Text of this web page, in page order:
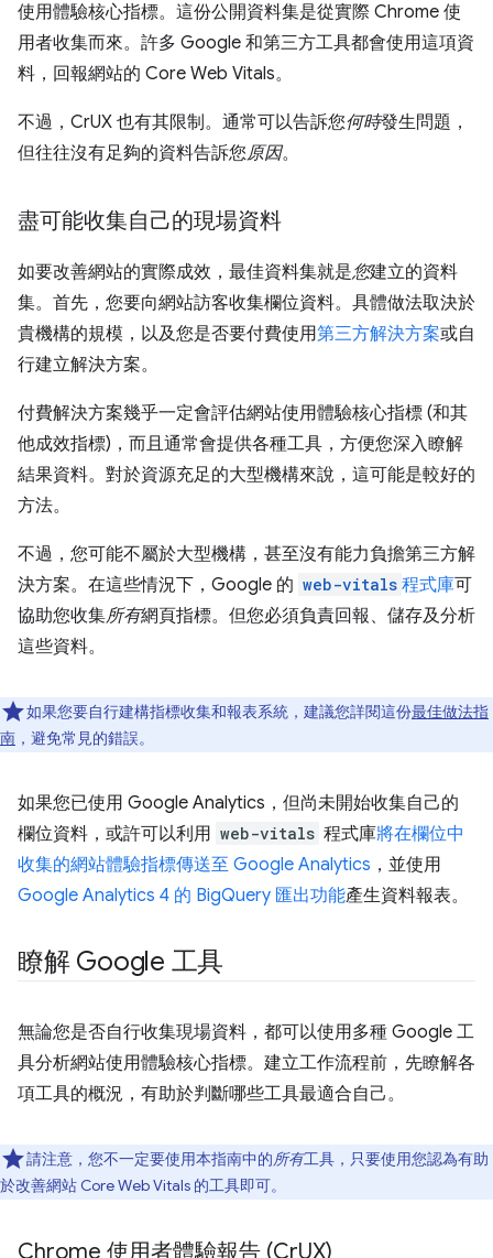
使用體驗核心指標。這份公開資料集是從實際 Chrome 使
用者收集而來。許多 Google 和第三方工具都會使用這項資
料，回報網站的 Core Web Vitals。
不過，CrUX 也有其限制。通常可以告訴您何時發生問題，
但往往沒有足夠的資料告訴您原因。
盡可能收集自己的現場資料
如要改善網站的實際成效，最佳資料集就是您建立的資料
集。首先，您要向網站訪客收集欄位資料。具體做法取決於
貴機構的規模，以及您是否要付費使用第三方解決方案或自
行建立解決方案。
付費解決方案幾乎一定會評估網站使用體驗核心指標 (和其
他成效指標)，而且通常會提供各種工具，方便您深入瞭解
結果資料。對於資源充足的大型機構來說，這可能是較好的
方法。
不過，您可能不屬於大型機構，甚至沒有能力負擔第三方解
決方案。在這些情況下，Google 的 web-vitals 程式庫可
協助您收集所有網頁指標。但您必須負責回報、儲存及分析
這些資料。
如果您要自行建構指標收集和報表系統，建議您詳閱這份最佳做法指
南 ，避免常見的錯誤。
如果您已使用 Google Analytics，但尚未開始收集自己的
欄位資料，或許可以利用 web-vitals 程式庫將在欄位中
收集的網站體驗指標傳送至 Google Analytics ，並使用
Google Analytics 4 的 BigQuery 匯出功能產生資料報表。
瞭解 Google 工具
無論您是否自行收集現場資料，都可以使用多種 Google 工
具分析網站使用體驗核心指標。建立工作流程前，先瞭解各
項工具的概況，有助於判斷哪些工具最適合自己。
請注意，您不一定要使用本指南中的所有工具，只要使用您認為有助
於改善網站 Core Web Vitals 的工具即可。
Chrome 使用者體驗報告 (CrUX)